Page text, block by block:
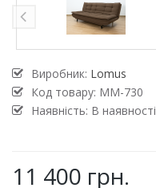
Виробник: Lomus
Код товару: MM-730
Наявність: В наявності
11 400 грн.